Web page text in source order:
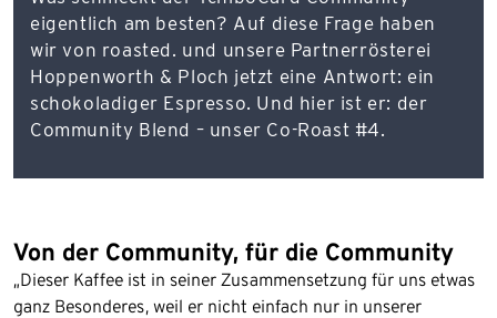
eigentlich am besten? Auf diese Frage haben
wir von roasted. und unsere Partnerrösterei
Hoppenworth & Ploch jetzt eine Antwort: ein
schokoladiger Espresso. Und hier ist er: der
Community Blend – unser Co-Roast #4.
Von der Community, für die Community
„Dieser Kaffee ist in seiner Zusammensetzung für uns etwas
ganz Besonderes, weil er nicht einfach nur in unserer